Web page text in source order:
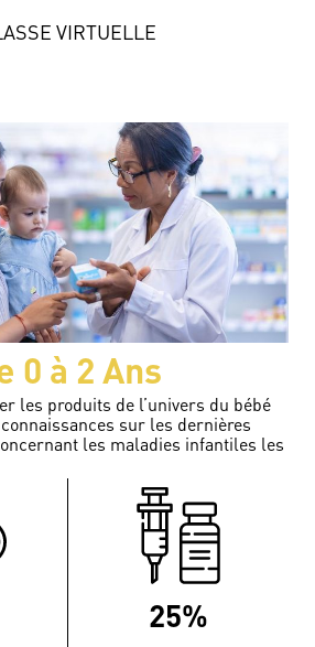
VIRTUELLE
0 à 2 Ans
les produits de l’univers du bébé
sur les dernières
les maladies infantiles les
25%